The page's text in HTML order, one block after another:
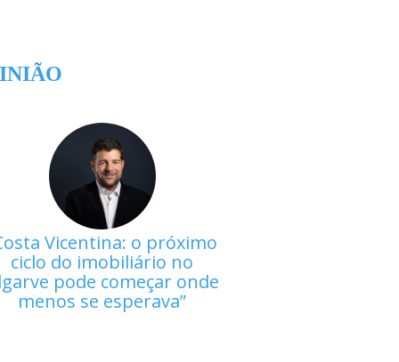
Vicentina: o próximo
ciclo do imobiliário no
pode começar onde
menos se esperava